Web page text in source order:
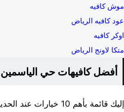
موش كافيه
عود كافيه الرياض
اوكر كافيه
متكا لاونج الرياض
أفضل كافيهات حي
إليك قائمة بأهم 10 خيارات عند الحديث عن كافيهات حي الياسمين الرياض للحصول على وجبة شهية لا تنسى.